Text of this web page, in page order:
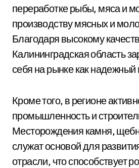
переработке рыбы, мяса и
производству мясных и
Благодаря высокому
Калининградская область
себя на рынке как надежный
Кроме того, в регионе
промышленность и
Месторождения камня,
служат основой для
отрасли, что способствует